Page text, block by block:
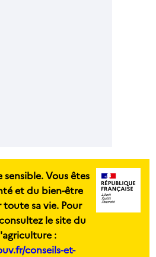
Vous êtes
et du bien-être
sa vie. Pour
le site du
:
conseils-et-